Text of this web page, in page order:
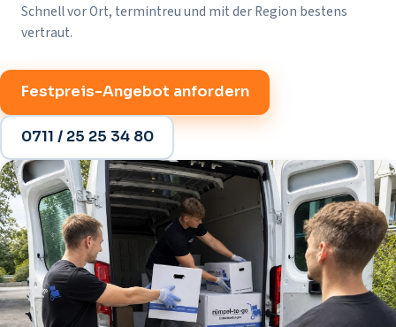
Schnell vor Ort, termintreu und mit der Region bestens
vertraut.
Festpreis-Angebot anfordern
0711 / 25 25 34 80